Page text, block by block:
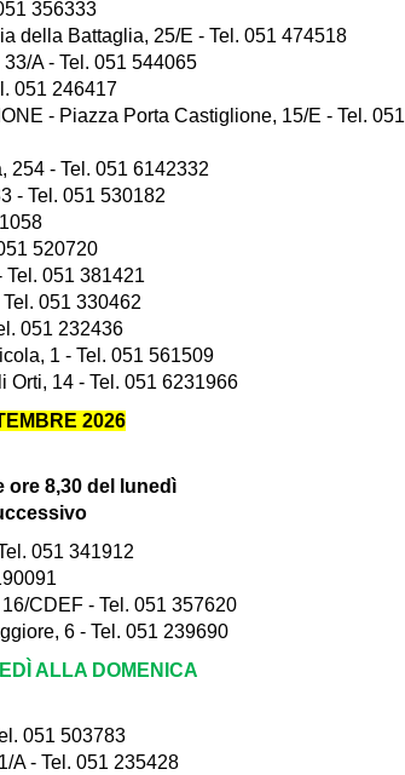
356333
della Battaglia, 25/E - Tel. 051 474518
A - Tel. 051 544065
051 246417
- Piazza Porta Castiglione, 15/E - Tel. 051
254 - Tel. 051 6142332
- Tel. 051 530182
520720
Tel. 051 381421
051 330462
051 232436
1 - Tel. 051 561509
Orti, 14 - Tel. 051 6231966
2026
ore 8,30 del lunedì
051 341912
CDEF - Tel. 051 357620
6 - Tel. 051 239690
ALLA DOMENICA
051 503783
A - Tel. 051 235428